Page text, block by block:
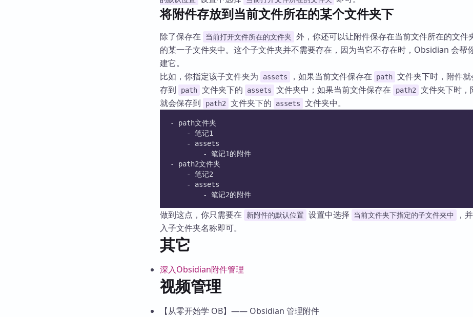
将附件存放到当前文件所在的某个文件夹下
除了保存在 当前打开文件所在的文件夹
外，你还可以让附件保存在当前文件所在的文件
的某一子文件夹中。这个子文件夹并不需要存在，因为当它不存在时，Obsidian 会帮
建它。
比如，你指定该子文件夹为
assets ，如果当前文件保存在 path 文件夹下时，附件就
存到
path 文件夹下的 assets 文件夹中；如果当前文件保存在 path2
文件夹下时，
就会保存到
path2 文件夹下的 assets 文件夹中。
- path文件夹
	- 笔记1
	- assets
		- 笔记1的附件
- path2文件夹
	- 笔记2
	- assets
		- 笔记2的附件
做到这点，你只需要在 新附件的默认位置 设置中选择 当前文件夹下指定的子文件夹中
，
入子文件夹名称即可。
其它
深入Obsidian附件管理
视频管理
【从零开始学 OB】—— Obsidian 管理附件